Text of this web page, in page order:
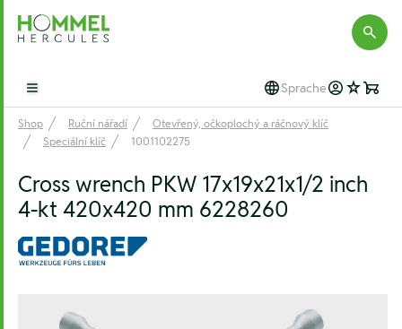
Hommel Hercules
Open main menu Sprache
Shop Ruční nářadí
Otevřený, očkoplochý a ráčnový klíč
Speciální klíč
1001102275
Cross wrench PKW 17x19x21x1/2 inch
4-kt 420x420 mm 6228260